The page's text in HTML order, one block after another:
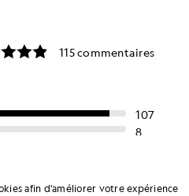
afin d'améliorer votre expérience